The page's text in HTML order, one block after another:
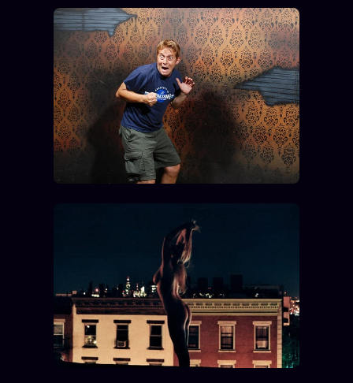
FAQ
Corrections · Erratum
Mentions légales
llms.txt